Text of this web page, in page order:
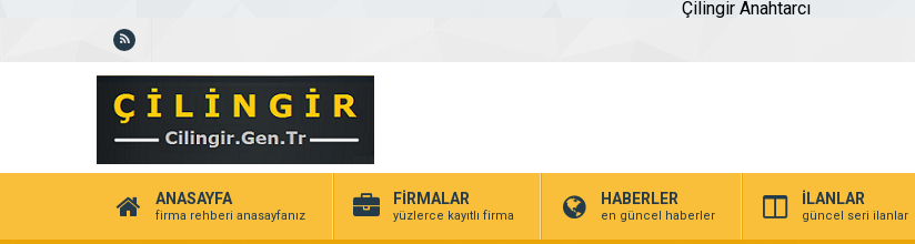
Çilingir Anahtarcı
ANASAYFA
firma rehberi anasayfanız
FİRMALAR
yüzlerce kayıtlı firma
HABERLER
en güncel haberler
İLANLAR
güncel seri ilanlar